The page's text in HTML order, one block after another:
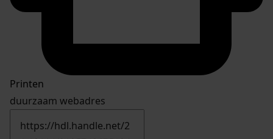
Printen
duurzaam webadres